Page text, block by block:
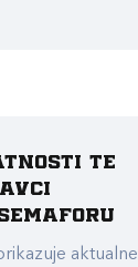
te
aktualne